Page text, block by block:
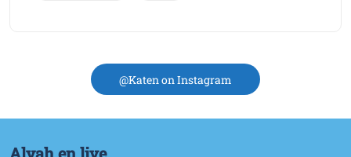
@Katen on Instagram